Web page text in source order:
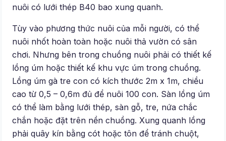
nuôi có lưới thép B40 bao xung quanh.
Tùy vào phương thức nuôi của mỗi người, có thể
nuôi nhốt hoàn toàn hoặc nuôi thả vườn có sân
chơi. Nhưng bên trong chuồng nuôi phải có thiết kế
lồng úm hoặc thiết kế khu vực úm trong chuồng.
Lồng úm gà tre con có kích thước 2m x 1m, chiều
cao từ 0,5 – 0,6m đủ để nuôi 100 con. Sàn lồng úm
có thể làm bằng lưới thép, sàn gỗ, tre, nứa chắc
chắn hoặc đặt trên nền chuồng. Xung quanh lồng
phải quây kín bằng cót hoặc tôn để tránh chuột,